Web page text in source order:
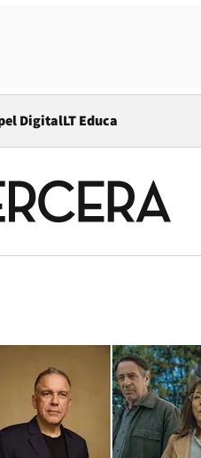
DigitalOpens in new window
LT Educa